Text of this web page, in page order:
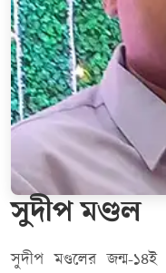
সুদীপ মণ্ডল
সুদীপ মণ্ডলের জন্ম-